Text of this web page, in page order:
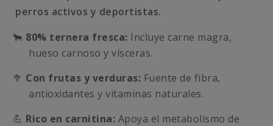
perros activos y deportistas.
🐂 80% ternera fresca: Incluye carne magra,
hueso carnoso y vísceras.
🥦 Con frutas y verduras: Fuente de fibra,
antioxidantes y vitaminas naturales.
💪 Rico en carnitina: Apoya el metabolismo de